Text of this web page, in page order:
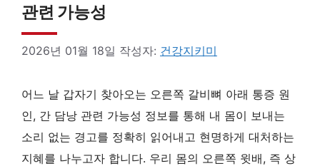
관련 가능성
2026년 01월 18일 작성자: 건강지키미
어느 날 갑자기 찾아오는 오른쪽 갈비뼈 아래 통증 원
인, 간 담낭 관련 가능성 정보를 통해 내 몸이 보내는
소리 없는 경고를 정확히 읽어내고 현명하게 대처하는
지혜를 나누고자 합니다. 우리 몸의 오른쪽 윗배, 즉 상